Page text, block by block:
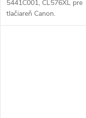
5441C001, CL576XL pre
tlačiareň Canon.